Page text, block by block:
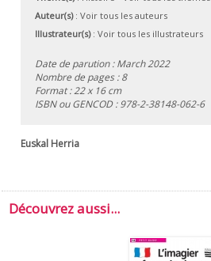
Auteur(s): Voir tous les auteurs
Illustrateur(s): Voir tous les illustrateurs
Date de parution : March 2022
Nombre de pages : 8
Format : 22 x 16 cm
ISBN ou GENCOD :978-2-38148-062-6
Euskal Herria
Découvrez aussi...